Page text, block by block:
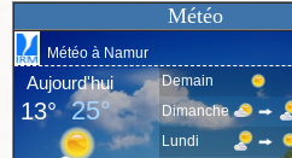
Météo